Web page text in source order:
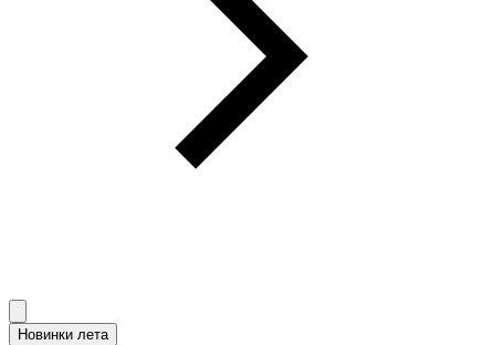
Новинки лета